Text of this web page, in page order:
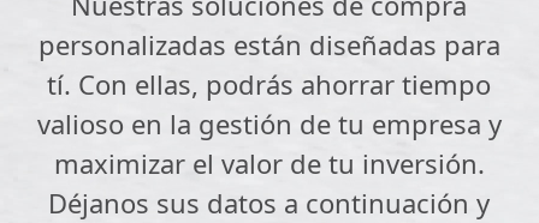
personalizadas están diseñadas para
tí. Con ellas, podrás ahorrar tiempo
valioso en la gestión de tu empresa y
maximizar el valor de tu inversión.
Déjanos sus datos a continuación y